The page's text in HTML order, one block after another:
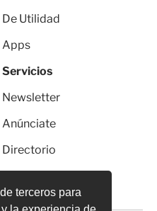
terceros para
De Utilidad
Apps
Servicios
Newsletter
Anúnciate
Directorio